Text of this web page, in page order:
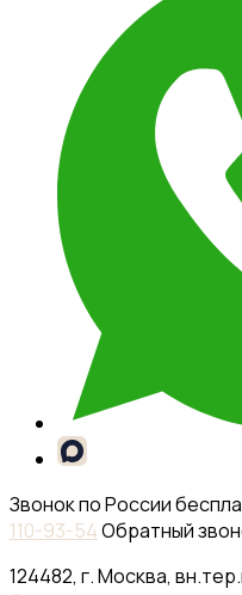
Звонок по России
110-93-54Обратный
124482, г. Москва,